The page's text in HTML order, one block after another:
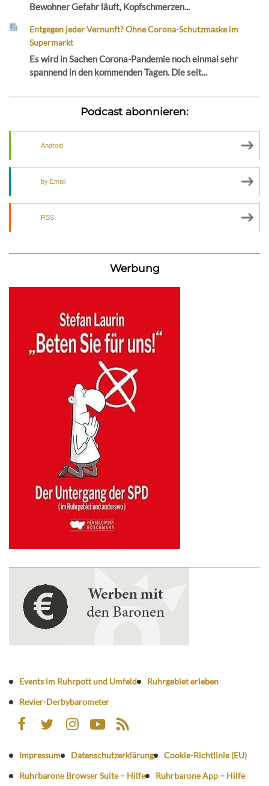
Bewohner Gefahr läuft, Kopfschmerzen...
Entgegen jeder Vernunft? Ohne Corona-Schutzmaske im
Supermarkt
Es wird in Sachen Corona-Pandemie noch einmal sehr
spannend in den kommenden Tagen. Die seit...
Podcast abonnieren:
Android
by Email
RSS
Werbung
Events im Ruhrpott und Umfeld
Ruhrgebiet erleben
Revier-Derbybarometer
Impressum Datenschutzerklärung
Cookie-Richtlinie (EU)
Ruhrbarone Browser Suite – Hilfe
Ruhrbarone App – Hilfe